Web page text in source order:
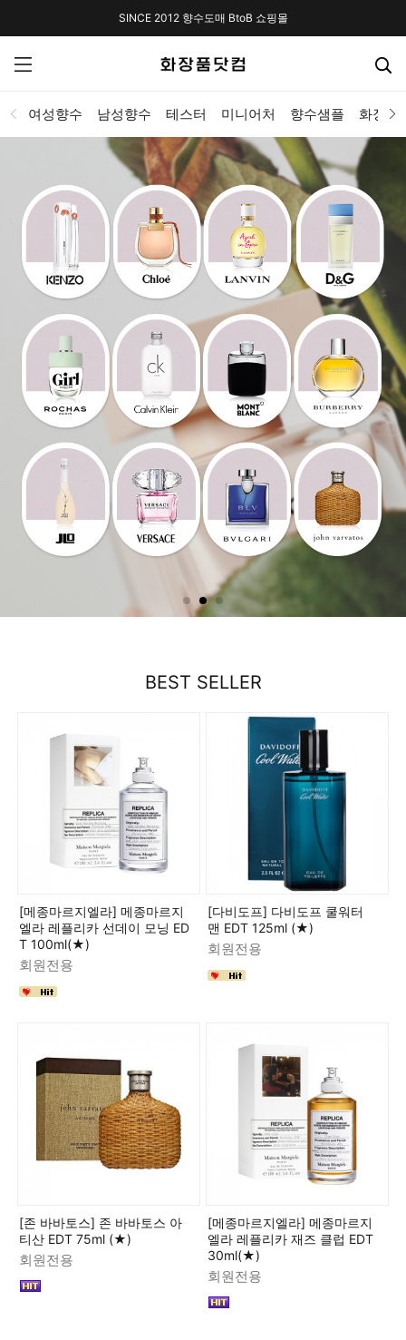
SINCE 2012 향수도매 BtoB 쇼핑몰
여성향수 남성향수 테스터 미니어처 향수샘플 화장품
BEST SELLER
[메종마르지엘라] 메종마르지
엘라 레플리카 선데이 모닝 ED
T 100ml(★)
회원전용
[다비도프] 다비도프 쿨워터
맨 EDT 125ml (★)
회원전용
[존 바바토스] 존 바바토스 아
티산 EDT 75ml (★)
회원전용
[메종마르지엘라] 메종마르지
엘라 레플리카 재즈 클럽 EDT
30ml(★)
회원전용